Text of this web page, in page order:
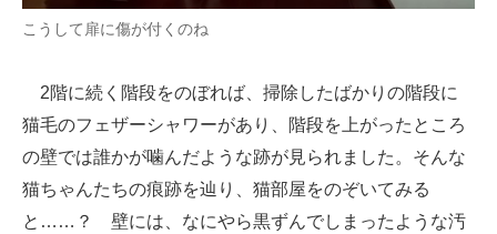
こうして扉に傷が付くのね
2階に続く階段をのぼれば、掃除したばかりの階段に
猫毛のフェザーシャワーがあり、階段を上がったところ
の壁では誰かが噛んだような跡が見られました。そんな
猫ちゃんたちの痕跡を辿り、猫部屋をのぞいてみる
と……？ 壁には、なにやら黒ずんでしまったような汚